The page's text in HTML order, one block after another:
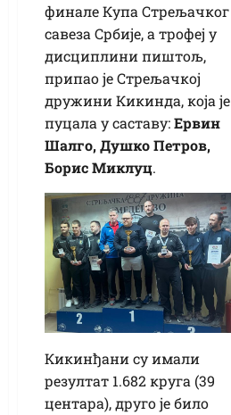
финале Купа Стрељачког
савеза Србије, а трофеј у
дисциплини пиштољ,
припао је Стрељачкој
дружини Кикинда, која је
пуцала у саставу:Ервин
Шалго, Душко Петров,
Борис Миклуц.
Кикинђани су имали
резултат 1.682 круга (39
центара), друго је било